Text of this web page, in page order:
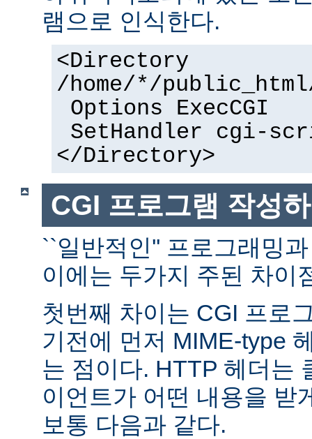
램으로 인식한다.
<Directory
/home/*/
Options ExecCGI
SetHandler cgi-
</Directory>
CGI 프로그램 작성
``일반적인'' 프로그래밍
이에는 두가지 주된 차이
첫번째 차이는 CGI 프로
기전에 먼저 MIME-type
는 점이다. HTTP 헤더는
이언트가 어떤 내용을 받
보통 다음과 같다.